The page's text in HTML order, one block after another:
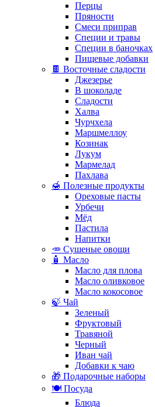
Перцы
Пряности
Смеси приправ
Специи и травы
Специи в баночках
Пищевые добавки
🍫 Восточные сладости
Джезерье
В шоколаде
Сладости
Халва
Чурчхела
Маршмеллоу
Козинак
Лукум
Мармелад
Пахлава
🍯 Полезные продукты
Ореховые пасты
Урбечи
Мёд
Пастила
Напитки
🥕 Сушеные овощи
🧴 Масло
Масло для плова
Масло оливковое
Масло кокосовое
🍃 Чай
Зеленый
Фруктовый
Травяной
Черный
Иван чай
Добавки к чаю
🎁 Подарочные наборы
🍽️ Посуда
Блюда